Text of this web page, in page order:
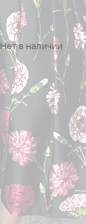
Нет в наличии